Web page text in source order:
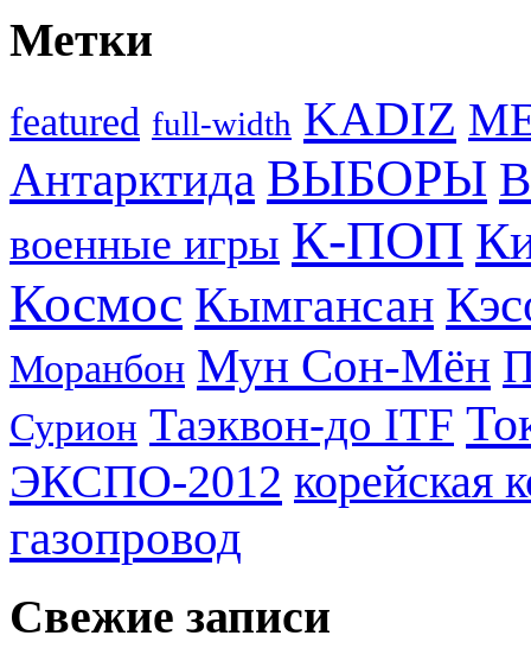
Метки
featured full-width KADIZ
Антарктида ВЫБОРЫ
военные игры К-ПОП
Космос Кымгансан
Моранбон Мун Сон-Мён
Сурион Таэквон-до ITF
ЭКСПО-2012 корейская
газопровод
Свежие записи